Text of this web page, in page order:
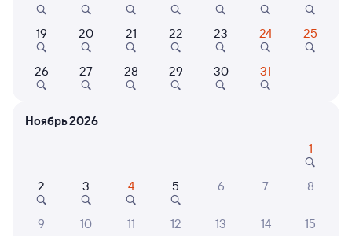
6 причин купить ж/д билеты
Онлайн-покупка за 4 минуты
Коттеджи, дома
Частный дом
Коттедж Кипр
Коттеджи, дома
Гостевой дом с
бассейном, банным
19 20 21 22 23 24 25
26 27 28 29 30 31
Ноябрь 2026
1
2 3 4 5 6 7 8
9 10 11 12 13 14 15